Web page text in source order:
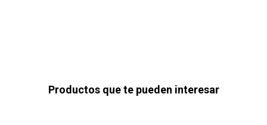
Productos que te pueden interesar